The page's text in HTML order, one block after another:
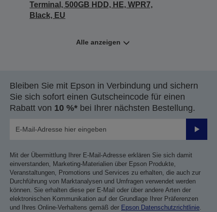
Terminal, 500GB HDD, HE, WPR7,
Black, EU
Alle anzeigen
Bleiben Sie mit Epson in Verbindung und sichern
Sie sich sofort einen Gutscheincode für einen
Rabatt von 10 %* bei Ihrer nächsten Bestellung.
Mit der Übermittlung Ihrer E-Mail-Adresse erklären Sie sich damit
einverstanden, Marketing-Materialien über Epson Produkte,
Veranstaltungen, Promotions und Services zu erhalten, die auch zur
Durchführung von Marktanalysen und Umfragen verwendet werden
können. Sie erhalten diese per E-Mail oder über andere Arten der
elektronischen Kommunikation auf der Grundlage Ihrer Präferenzen
und Ihres Online-Verhaltens gemäß der Epson Datenschutzrichtlinie.